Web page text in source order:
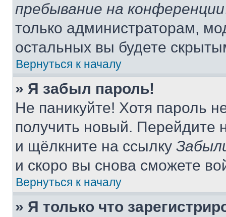
пребывание на конференции
только администраторам,
остальных вы будете
Вернуться к началу
» Я забыл пароль!
Не паникуйте! Хотя пароль
получить новый. Перейдите
и щёлкните на ссылку
и скоро вы снова сможете
Вернуться к началу
» Я только что